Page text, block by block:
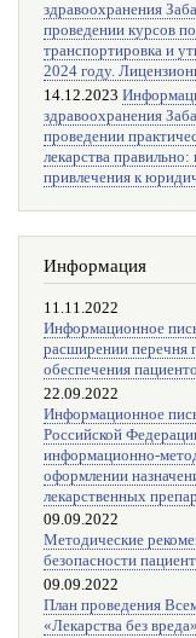
здравоохранения
проведении курсов
транспортировка и
2024 году.
14.12.2023
здравоохранения
проведении
лекарства
привлечения к
Информация
11.11.2022
Информационное
расширении перечня
обеспечения
22.09.2022
Информационное
Российской
информационно-
оформлении
лекарственных
09.09.2022
Методические
безопасности
09.09.2022
План проведения
«Лекарства без вреда»